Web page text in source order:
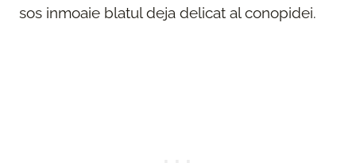
sos inmoaie blatul deja delicat al conopidei.